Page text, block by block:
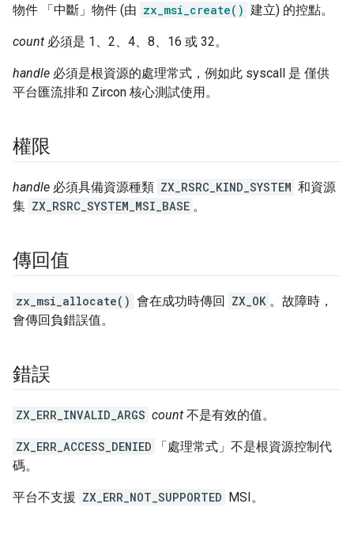
物件 「中斷」物件 (由 zx_msi_create() 建立) 的控點。
count 必須是 1、2、4、8、16 或 32。
handle 必須是根資源的處理常式，例如此 syscall 是 僅供
平台匯流排和 Zircon 核心測試使用。
權限
handle 必須具備資源種類 ZX_RSRC_KIND_SYSTEM 和資源
集 ZX_RSRC_SYSTEM_MSI_BASE 。
傳回值
zx_msi_allocate() 會在成功時傳回 ZX_OK 。故障時，
會傳回負錯誤值。
錯誤
ZX_ERR_INVALID_ARGS count 不是有效的值。
ZX_ERR_ACCESS_DENIED 「處理常式」 不是根資源控制代
碼。
平台不支援 ZX_ERR_NOT_SUPPORTED MSI。